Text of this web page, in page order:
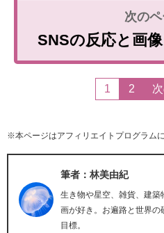
SNSの反応と画
1 2
※本ページはアフィリエイトプログラム
筆者：林美由紀
生き物や星空、雑貨、建築
画が好き。お遍路と世界
目標。